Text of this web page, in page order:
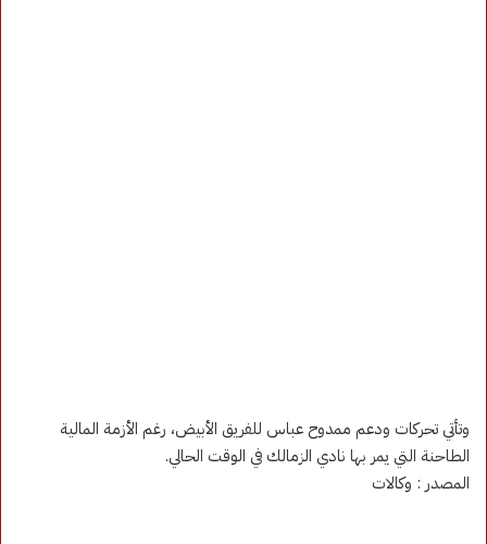
وتأتي تحركات ودعم ممدوح عباس للفريق الأبيض، رغم الأزمة المالية
الطاحنة التي يمر بها نادي الزمالك في الوقت الحالي.
المصدر : وكالات